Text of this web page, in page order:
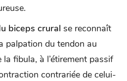
biceps crural se reconnaît
palpation du tendon au
fibula, à l’étirement passif
contrariée de celui-